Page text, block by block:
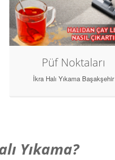
Püf Noktaları
İkra Halı Yıkama Başakşehir
Yıkama?